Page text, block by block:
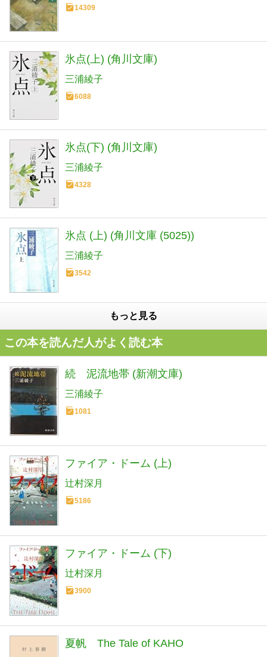
14309
氷点(上) (角川文庫)
三浦綾子
6088
氷点(下) (角川文庫)
三浦綾子
4328
氷点 (上) (角川文庫 (5025))
三浦綾子
3542
もっと見る
この本を読んだ人がよく読む本
続 泥流地帯 (新潮文庫)
三浦綾子
1081
ファイア・ドーム (上)
辻村深月
5186
ファイア・ドーム (下)
辻村深月
3900
夏帆 The Tale of KAHO